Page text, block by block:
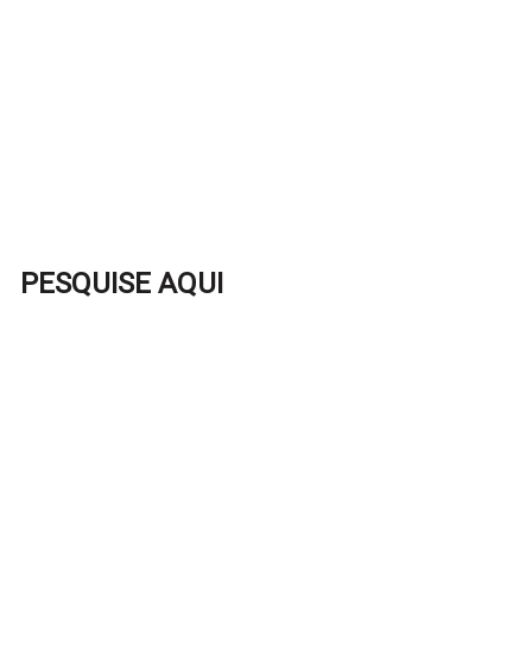
PESQUISE AQUI